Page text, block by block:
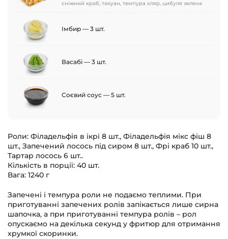
сніжний краб, такуан, темпура кляр, цибуля зелена
Імбир — 3 шт.
Васабі — 3 шт.
Соєвий соус — 5 шт.
Роли: Філадельфія в ікрі 8 шт., Філадельфія мікс фіш 8
шт., Запечений лосось під сиром 8 шт., Фрі краб 10 шт.,
Тартар лосось 6 шт..
Кількість в порції: 40 шт.
Вага: 1240 г
Запечені і темпура роли не подаємо теплими. При
приготуванні запечених ролів запікається лише сирна
шапочка, а при приготуванні темпура ролів – рол
опускаємо на декілька секунд у фритюр для отримання
хрумкої скоринки.